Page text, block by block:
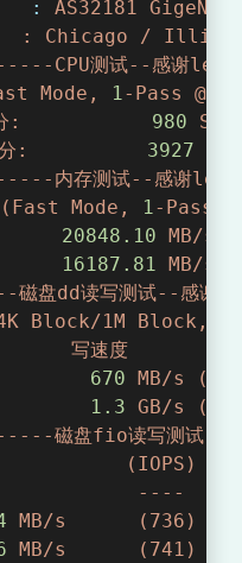
: AS32181 GigeNET
: Chicago /
测试--感谢
Mode, 1-Pass @
: 980
: 3927
存测试--感谢
(Fast Mode, 1-Pass
20848.10 MB/s
16187.81 MB/s
dd读写测试--感
Block/1M Block,
写速度
670 MB/s
1.3 GB/s
盘fio读写测试--
(IOPS)
----
MB/s (736)
MB/s (741)